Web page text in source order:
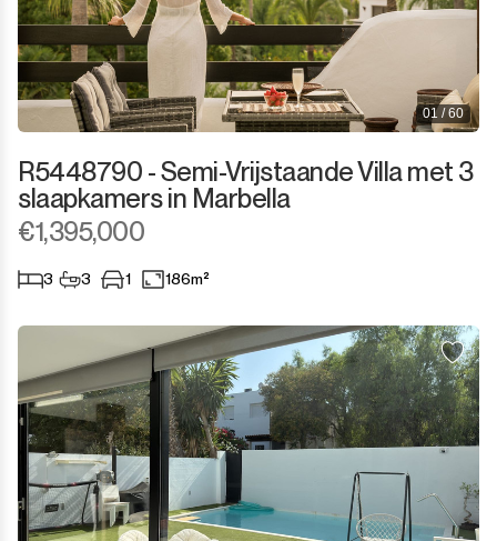
01 / 60
R5448790 - Semi-Vrijstaande Villa met 3
slaapkamers in Marbella
€1,395,000
3 3 1 186m²